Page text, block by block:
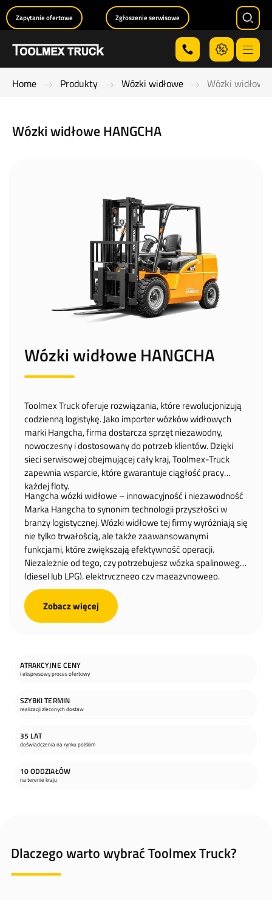
Menu
Zapytanie ofertowe Zgłoszenie serwisowe
Home Produkty Wózki widłowe Wózki widłowe
Wózki widłowe HANGCHA
Wózki widłowe HANGCHA
Toolmex Truck oferuje rozwiązania, które rewolucjonizują
codzienną logistykę. Jako importer wózków widłowych
marki Hangcha, firma dostarcza sprzęt niezawodny,
nowoczesny i dostosowany do potrzeb klientów. Dzięki
sieci serwisowej obejmującej cały kraj, Toolmex-Truck
zapewnia wsparcie, które gwarantuje ciągłość pracy
każdej floty.
Hangcha wózki widłowe – innowacyjność i niezawodność
Marka Hangcha to synonim technologii przyszłości w
branży logistycznej. Wózki widłowe tej firmy wyróżniają się
nie tylko trwałością, ale także zaawansowanymi
funkcjami, które zwiększają efektywność operacji.
Niezależnie od tego, czy potrzebujesz wózka spalinowego
(diesel lub LPG), elektrycznego czy magazynowego,
Hangcha oferuje rozwiązania szyte na miarę Twoich
potrzeb.Zobacz więcej
ATRAKCYJNE CENY
i ekspresowy proces ofertowy
SZYBKI TERMIN
realizacji zleconych dostaw
35 LAT
doświadczenia na rynku polskim
10 ODDZIAŁÓW
na terenie kraju
Dlaczego warto wybrać Toolmex Truck?